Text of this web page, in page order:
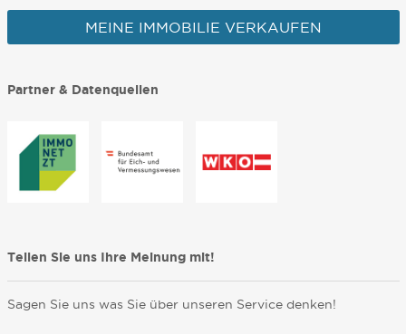
MEINE IMMOBILIE VERKAUFEN
Partner & Datenquellen
Teilen Sie uns Ihre Meinung mit!
Sagen Sie uns was Sie über unseren Service denken!